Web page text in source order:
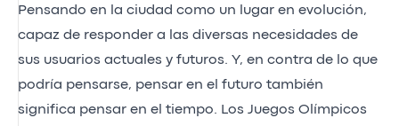
Pensando en la ciudad como un lugar en evolución,
capaz de responder a las diversas necesidades de
sus usuarios actuales y futuros. Y, en contra de lo que
podría pensarse, pensar en el futuro también
significa pensar en el tiempo. Los Juegos Olímpicos